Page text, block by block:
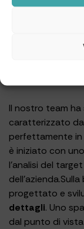
Il nostro team
caratterizzato
perfettamente in
è iniziato con
l’analisi del
progettato e
dettagli. Uno
dal punto di